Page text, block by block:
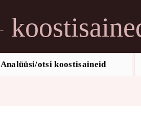
Analüüsi/otsi koostisaineid